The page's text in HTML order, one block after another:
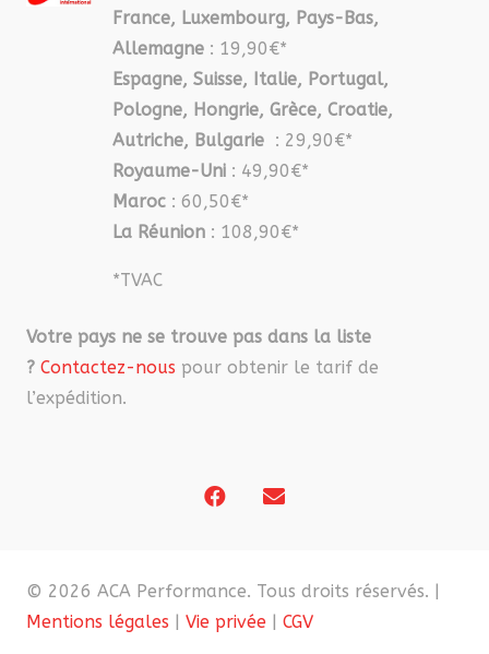
France, Luxembourg, Pays-Bas,
Allemagne : 19,90€*
Espagne, Suisse, Italie, Portugal,
Pologne, Hongrie, Grèce, Croatie,
Autriche, Bulgarie : 29,90€*
Royaume-Uni : 49,90€*
Maroc : 60,50€*
La Réunion : 108,90€*
*TVAC
Votre pays ne se trouve pas dans la liste
? Contactez-nous pour obtenir le tarif de
l’expédition.
© 2026 ACA Performance. Tous droits réservés. |
Mentions légales
Vie privée CGV